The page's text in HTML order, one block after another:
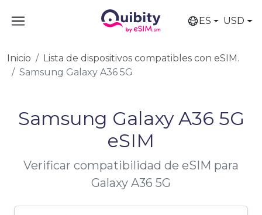
ES USD
Inicio
Lista de dispositivos compatibles con eSIM.
Samsung Galaxy A36 5G
Samsung Galaxy A36 5G
eSIM
Verificar compatibilidad de eSIM para
Galaxy A36 5G